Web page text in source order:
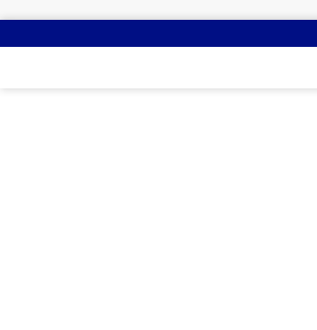
Gracia Yubelinda